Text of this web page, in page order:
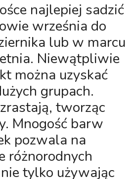
najlepiej sadzić
września do
lub w marcu
Niewątpliwie
można uzyskać
grupach.
tworząc
Mnogość barw
pozwala na
różnorodnych
tylko używając